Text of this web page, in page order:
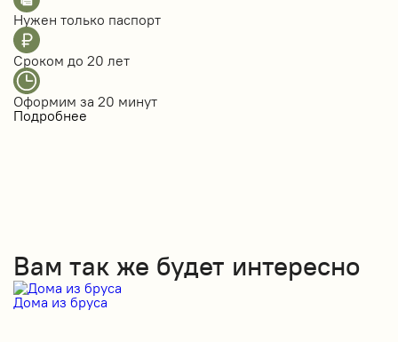
Нужен только паспорт
Сроком до 20 лет
Оформим за 20 минут
Подробнее
Вам так же будет интересно
Дома из бруса